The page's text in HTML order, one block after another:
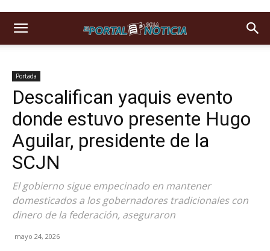
Portada
Descalifican yaquis evento
donde estuvo presente Hugo
Aguilar, presidente de la
SCJN
El gobierno sigue empecinado en mantener
domesticados a los gobernadores tradicionales con
dinero de la federación, aseguraron
mayo 24, 2026